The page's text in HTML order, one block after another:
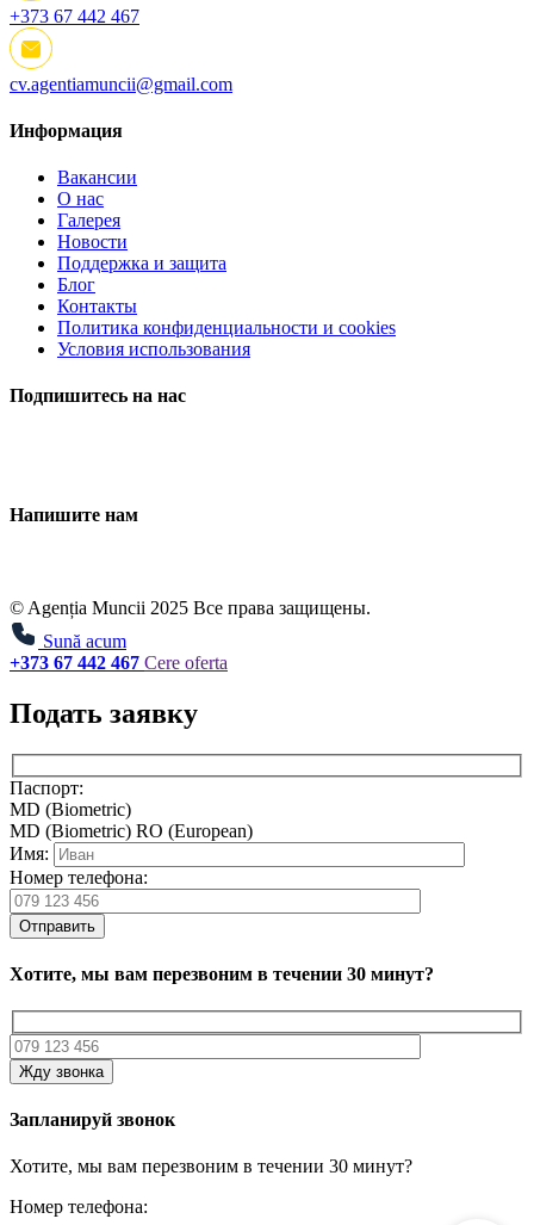
+373 67 442 467
cv.agentiamuncii@gmail.com
Информация
Вакансии
О нас
Галерея
Новости
Поддержка и защита
Блог
Контакты
Политика конфиденциальности и cookies
Условия использования
Подпишитесь на нас
Напишите нам
© Agenția Muncii 2025 Все права защищены.
Sună acum
+373 67 442 467 Cere oferta
Подать заявку
Паспорт:
MD (Biometric)
MD (Biometric) RO (European)
Имя:
Номер телефона:
Отправить
Хотите, мы вам перезвоним в течении 30 минут?
Жду звонка
Запланируй звонок
Хотите, мы вам перезвоним в течении 30 минут?
Номер телефона: